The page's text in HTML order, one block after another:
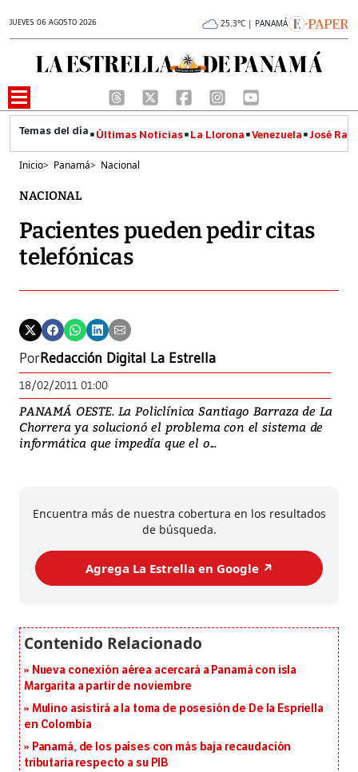
JUEVES 06 AGOSTO 2026 25.3°C | PANAMÁ
Últimas Noticias La Llorona Venezuela José
Inicio> Panamá> Nacional
NACIONAL
Pacientes pueden pedir citas
telefónicas
PorRedacción Digital La Estrella
18/02/2011 01:00
PANAMÁ OESTE. La Policlínica Santiago Barraza de La
Chorrera ya solucionó el problema con el sistema de
informática que impedía que el o...
Encuentra más de nuestra cobertura en los resultados
de búsqueda.
Agrega La Estrella en Google ↗️
Nueva conexión aérea acercará a Panamá con isla
Margarita a partir de noviembre
Mulino asistirá a la toma de posesión de De la Espriella
en Colombia
Panamá, de los países con más baja recaudación
tributaria respecto a su PIB